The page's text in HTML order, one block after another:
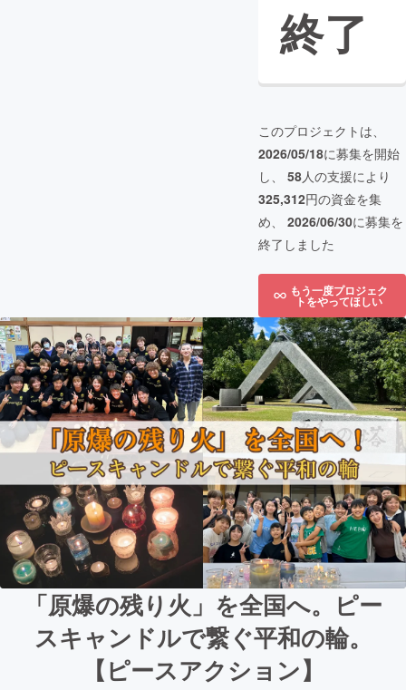
終了
このプロジェクトは、
2026/05/18に募集を開始
し、 58人の支援により
325,312円の資金を集
め、 2026/06/30に募集を
終了しました
もう一度プロジェク
トをやってほしい
「原爆の残り火」を全国へ。ピー
スキャンドルで繋ぐ平和の輪。
【ピースアクション】